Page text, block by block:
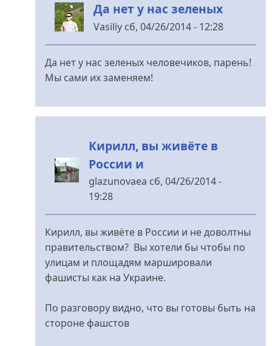
Да нет у нас зеленых
Vasiliy сб, 04/26/2014 - 12:28
У
Вами!
Belyslon
Да нет у нас зеленых человечиков, парень!
Мы сами их заменяем!
Кирилл, вы живёте в
России и
glazunovaea сб, 04/26/2014 -
19:28
У
відповідь
горжусь
Belyslon
Кирилл, вы живёте в России и не доволтны
правительством? Вы хотели бы чтобы по
улицам и площадям маршировали
фашисты как на Украине.
По разговору видно, что вы готовы быть на
стороне фашстов